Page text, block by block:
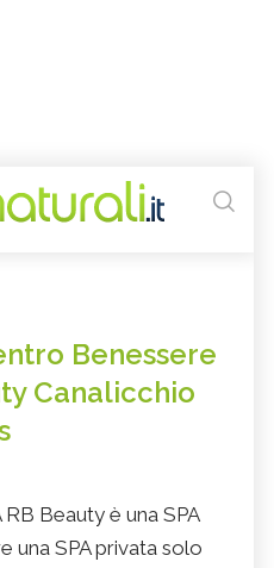
Benessere
Canalicchio
Beauty è una SPA
una SPA privata solo